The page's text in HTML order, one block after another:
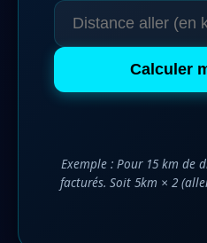
Calculer
Exemple : Pour 15 km de
facturés. Soit 5km × 2